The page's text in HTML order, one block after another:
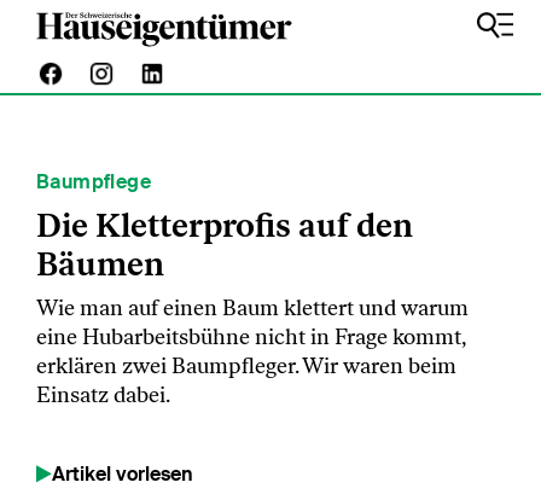
Baumpflege
Die Kletterprofis auf den
Bäumen
Wie man auf einen Baum klettert und warum
eine Hubarbeitsbühne nicht in Frage kommt,
erklären zwei Baumpfleger. Wir waren beim
Einsatz dabei.
Artikel vorlesen